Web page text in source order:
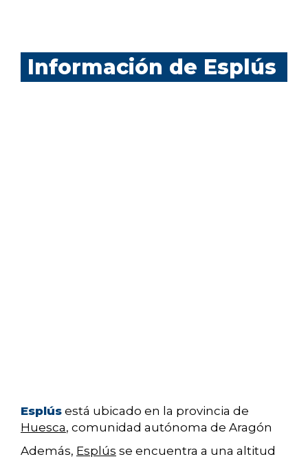
Información de Esplús
Esplús está ubicado en la provincia de
Huesca, comunidad autónoma de Aragón
Además, Esplús se encuentra a una altitud